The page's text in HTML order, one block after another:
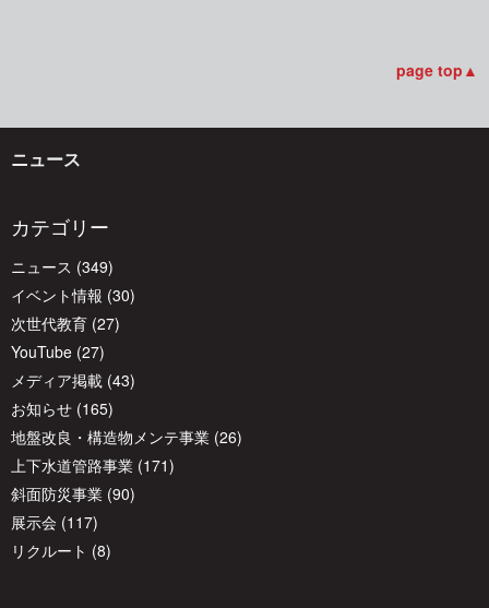
ゲ
シ
ョ
ン
page top▲
ニュース
カテゴリー
ニュース (349)
イベント情報 (30)
次世代教育 (27)
YouTube (27)
メディア掲載 (43)
お知らせ (165)
地盤改良・構造物メンテ事業 (26)
上下水道管路事業 (171)
斜面防災事業 (90)
展示会 (117)
リクルート (8)